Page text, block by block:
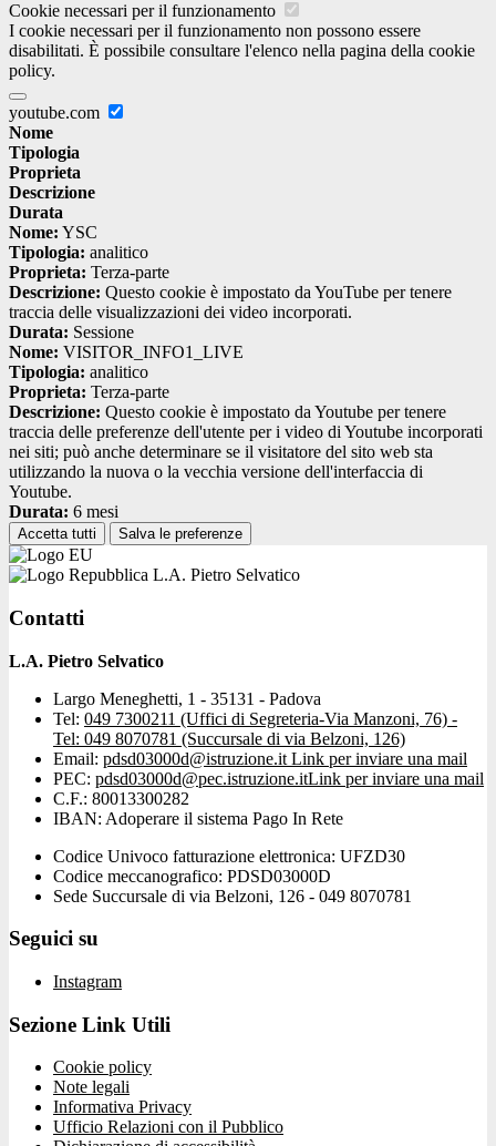
Cookie necessari per il funzionamento
I cookie necessari per il funzionamento non possono essere
disabilitati. È possibile consultare l'elenco nella pagina della cookie
policy.
youtube.com
Nome
Tipologia
Proprieta
Descrizione
Durata
Nome: YSC
Tipologia: analitico
Proprieta: Terza-parte
Descrizione: Questo cookie è impostato da YouTube per tenere
traccia delle visualizzazioni dei video incorporati.
Durata: Sessione
Nome: VISITOR_INFO1_LIVE
Tipologia: analitico
Proprieta: Terza-parte
Descrizione: Questo cookie è impostato da Youtube per tenere
traccia delle preferenze dell'utente per i video di Youtube incorporati
nei siti; può anche determinare se il visitatore del sito web sta
utilizzando la nuova o la vecchia versione dell'interfaccia di
Youtube.
Durata: 6 mesi
Accetta tutti Salva le preferenze
L.A. Pietro Selvatico
Contatti
L.A. Pietro Selvatico
Largo Meneghetti, 1 - 35131 - Padova
Tel: 049 7300211 (Uffici di Segreteria-Via Manzoni, 76) -
Tel: 049 8070781 (Succursale di via Belzoni, 126)
Email: pdsd03000d@istruzione.it Link per inviare una mail
PEC: pdsd03000d@pec.istruzione.itLink per inviare una mail
C.F.: 80013300282
IBAN: Adoperare il sistema Pago In Rete
Codice Univoco fatturazione elettronica: UFZD30
Codice meccanografico: PDSD03000D
Sede Succursale di via Belzoni, 126 - 049 8070781
Seguici su
Instagram
Sezione Link Utili
Cookie policy
Note legali
Informativa Privacy
Ufficio Relazioni con il Pubblico